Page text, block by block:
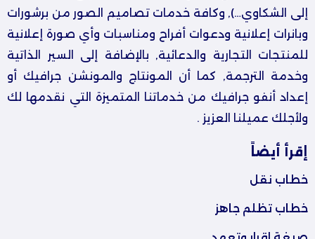
إلى الشكاوي…), وكافة خدمات تصاميم الصور من برشورات
وبانرات إعلانية ودعوات أفراح ومناسبات وأي صورة إعلانية
للمنتجات التجارية والدعائية, بالإضافة إلى السير الذاتية
وخدمة الترجمة, كما أن المونتاج والمونشن جرافيك أو
إعداد أنفو جرافيك من خدماتنا المتميزة التي نقدمها لك
ولأجلك عميلنا العزيز .
إقرأ أيضاً
خطاب نقل
خطاب تظلم جاهز